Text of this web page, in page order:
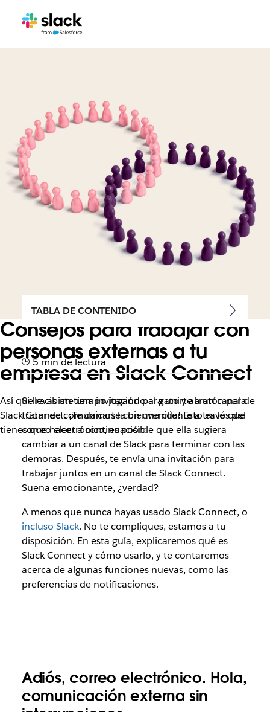
Consejos para trabajar con
personas externas a tu
empresa en Slack Connect
Así que recibiste una invitación para unirte a un canal de
Slack Connect. ¡Te damos la bienvenida! Esto es lo que
tienes que hacer a continuación:
TABLA DE CONTENIDO
5 min de lectura
Si llevas un tiempo jugando al gato y al ratón para
tratar de comunicarte con una cliente a través del
correo electrónico, es posible que ella sugiera
cambiar a un canal de Slack para terminar con las
demoras. Después, te envía una invitación para
trabajar juntos en un canal de Slack Connect.
Suena emocionante, ¿verdad?
A menos que nunca hayas usado Slack Connect, o
incluso Slack. No te compliques, estamos a tu
disposición. En esta guía, explicaremos qué es
Slack Connect y cómo usarlo, y te contaremos
acerca de algunas funciones nuevas, como las
preferencias de notificaciones.
Adiós, correo electrónico. Hola,
comunicación externa sin